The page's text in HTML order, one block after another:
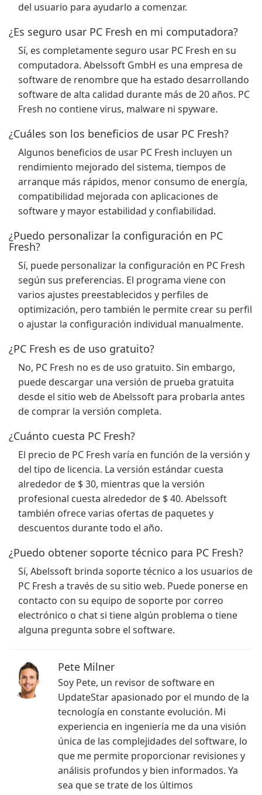
del usuario para ayudarlo a comenzar.
¿Es seguro usar PC Fresh en mi computadora?
Sí, es completamente seguro usar PC Fresh en su
computadora. Abelssoft GmbH es una empresa de
software de renombre que ha estado desarrollando
software de alta calidad durante más de 20 años. PC
Fresh no contiene virus, malware ni spyware.
¿Cuáles son los beneficios de usar PC Fresh?
Algunos beneficios de usar PC Fresh incluyen un
rendimiento mejorado del sistema, tiempos de
arranque más rápidos, menor consumo de energía,
compatibilidad mejorada con aplicaciones de
software y mayor estabilidad y confiabilidad.
¿Puedo personalizar la configuración en PC
Fresh?
Sí, puede personalizar la configuración en PC Fresh
según sus preferencias. El programa viene con
varios ajustes preestablecidos y perfiles de
optimización, pero también le permite crear su perfil
o ajustar la configuración individual manualmente.
¿PC Fresh es de uso gratuito?
No, PC Fresh no es de uso gratuito. Sin embargo,
puede descargar una versión de prueba gratuita
desde el sitio web de Abelssoft para probarla antes
de comprar la versión completa.
¿Cuánto cuesta PC Fresh?
El precio de PC Fresh varía en función de la versión y
del tipo de licencia. La versión estándar cuesta
alrededor de $ 30, mientras que la versión
profesional cuesta alrededor de $ 40. Abelssoft
también ofrece varias ofertas de paquetes y
descuentos durante todo el año.
¿Puedo obtener soporte técnico para PC Fresh?
Sí, Abelssoft brinda soporte técnico a los usuarios de
PC Fresh a través de su sitio web. Puede ponerse en
contacto con su equipo de soporte por correo
electrónico o chat si tiene algún problema o tiene
alguna pregunta sobre el software.
Pete Milner
Soy Pete, un revisor de software en
UpdateStar apasionado por el mundo de la
tecnología en constante evolución. Mi
experiencia en ingeniería me da una visión
única de las complejidades del software, lo
que me permite proporcionar revisiones y
análisis profundos y bien informados. Ya
sea que se trate de los últimos